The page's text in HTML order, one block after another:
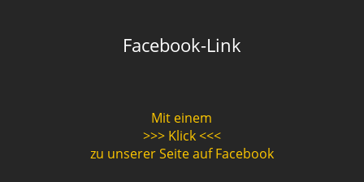
Facebook-Link
Mit einem
>>> Klick <<<
zu unserer Seite auf Facebook